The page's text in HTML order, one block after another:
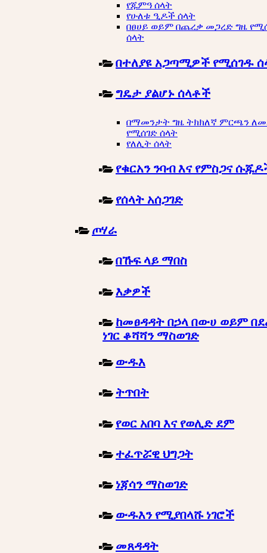
የጁምዓ ሰላት
የሁለቱ ዒዶች ሰላት
በፀሀይ ወይም በጨረቃ መጋረድ ግዜ
ሰላት
በተለያዩ አጋጣሚዎች የሚሰገዱ
ግዴታ ያልሆኑ ሰላቶች
በማመንታት ግዜ ትክክለኛ ምርጫን
የሚሰገድ ሰላት
የለሊት ሰላት
የቁርአን ንባብ እና የምስጋና
የሰላት አሰጋገድ
ጦሃራ
በኹፍ ላይ ማበስ
እቃዎች
ከመፀዳዳት በኃላ በውሀ ወይም
ነገር ቆሻሻን ማስወገድ
ውዱእ
ትጥበት
የወር አበባ እና የወሊድ ደም
ተፈጥሯዊ ህግጋት
ነጃሳን ማስወገድ
ውዱእን የሚያበላሹ ነገሮች
መጸዳዳት